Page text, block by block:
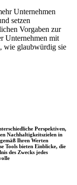
Unternehmen
setzen
Vorgaben zur
Unternehmen mit
wie glaubwürdig sie
Perspektiven,
Nachhaltigkeitszielen in
Ihren Werten
Tools bieten Einblicke, die
des Zwecks jedes